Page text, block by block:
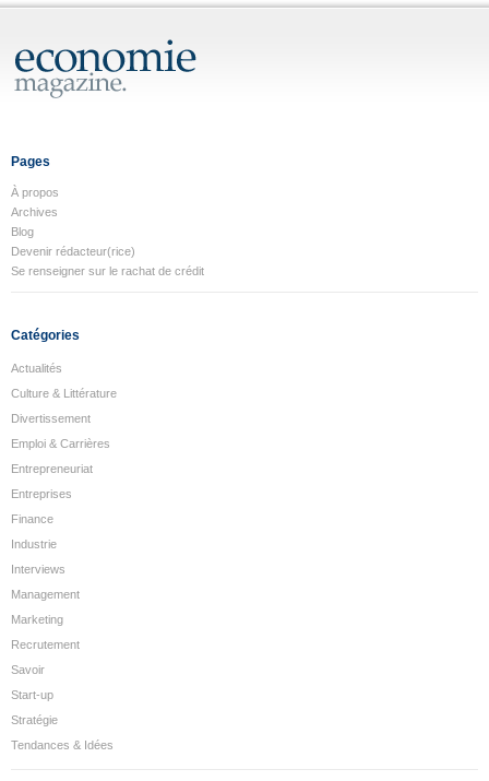
Pages
À propos
Archives
Blog
Devenir rédacteur(rice)
Se renseigner sur le rachat de crédit
Catégories
Actualités
Culture & Littérature
Divertissement
Emploi & Carrières
Entrepreneuriat
Entreprises
Finance
Industrie
Interviews
Management
Marketing
Recrutement
Savoir
Start-up
Stratégie
Tendances & Idées